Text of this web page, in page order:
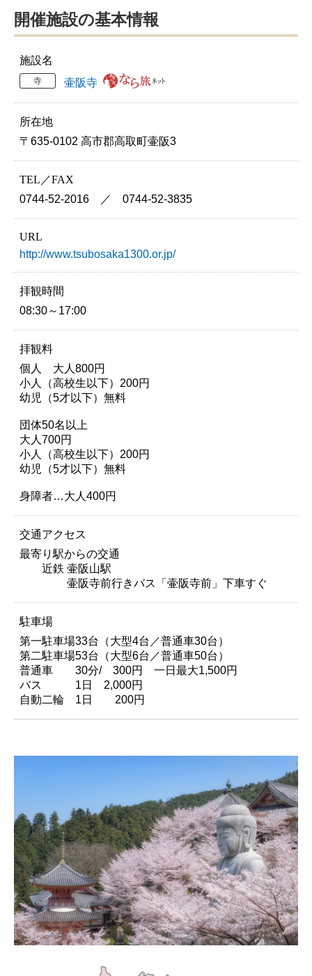
開催施設の基本情報
施設名
寺 壷阪寺
所在地
〒635-0102 高市郡高取町壷阪3
TEL／FAX
0744-52-2016 ／ 0744-52-3835
URL
http://www.tsubosaka1300.or.jp/
拝観時間
08:30～17:00
拝観料
個人 大人800円
小人（高校生以下）200円
幼児（5才以下）無料
団体50名以上
大人700円
小人（高校生以下）200円
幼児（5才以下）無料
身障者…大人400円
交通アクセス
最寄り駅からの交通
近鉄 壷阪山駅
壷阪寺前行きバス「壷阪寺前」下車すぐ
駐車場
第一駐車場33台（大型4台／普通車30台）
第二駐車場53台（大型6台／普通車50台）
普通車 30分/ 300円 一日最大1,500円
バス 1日 2,000円
自動二輪 1日 200円